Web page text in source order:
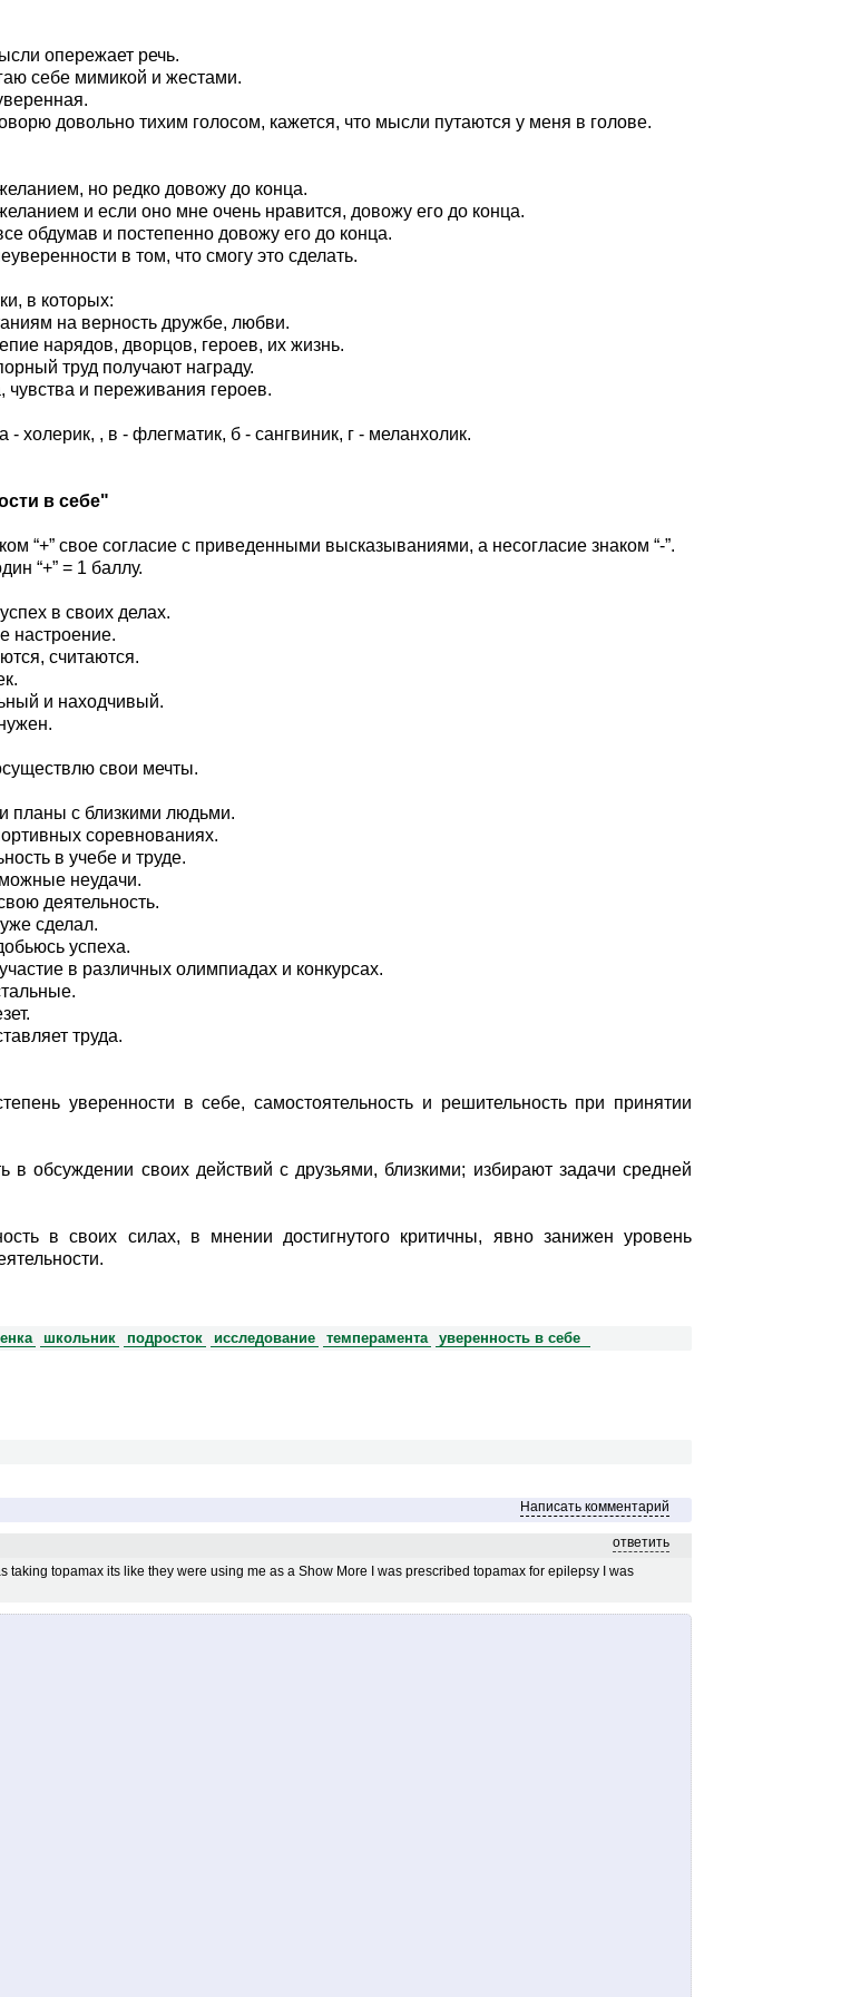
опережает речь.
себе мимикой и жестами.
довольно тихим голосом, кажется, что мысли путаются у меня в голове.
но редко довожу до конца.
и если оно мне очень нравится, довожу его до конца.
обдумав и постепенно довожу его до конца.
в том, что смогу это сделать.
в которых:
на верность дружбе, любви.
нарядов, дворцов, героев, их жизнь.
труд получают награду.
чувства и переживания героев.
- холерик, , в - флегматик, б - сангвиник, г - меланхолик.
в себе"
“+” свое согласие с приведенными высказываниями, а несогласие знаком “-”.
“+” = 1 баллу.
в своих делах.
настроение.
считаются.
и находчивый.
свои мечты.
планы с близкими людьми.
соревнованиях.
в учебе и труде.
неудачи.
деятельность.
сделал.
успеха.
в различных олимпиадах и конкурсах.
труда.
уверенности в себе, самостоятельность и решительность при принятии
в обсуждении своих действий с друзьями, близкими; избирают задачи средней
в своих силах, в мнении достигнутого критичны, явно занижен уровень
школьник подросток исследование темперамента уверенность в себе
Написать комментарий
ответить
taking topamax its like they were using me as a Show More I was prescribed topamax for epilepsy I was